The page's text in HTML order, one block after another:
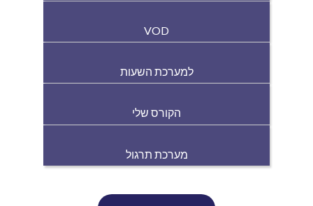
VOD
למערכת השעות
הקורס שלי
מערכת תרגול